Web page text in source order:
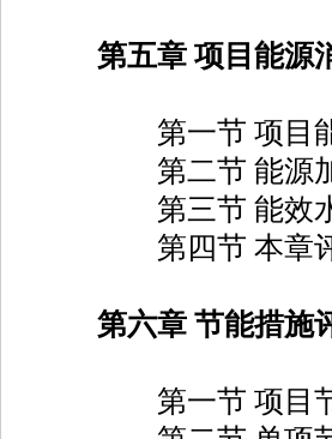
第五章 项目能源
第一节 项目能源
第二节 能源加工
第三节 能效水
第四节 本章评
第六章 节能措施
第一节 项目节